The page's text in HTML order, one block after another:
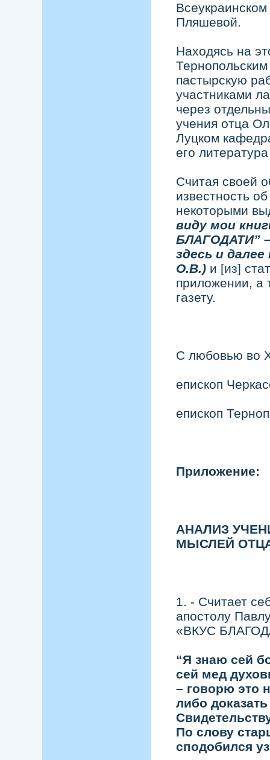
Пляшевой.
Находясь на
пастырскую
участниками
через
учения отца
Луцком
его
Считая своей
известность
некоторыми
виду мои
БЛАГОДАТИ”
здесь и
О.В.) и [из]
приложении, а
газету.
С любовью во
епископ
епископ
Приложение:
АНАЛИЗ
МЫСЛЕЙ
1. - Считает
апостолу
«ВКУС
“Я знаю сей
сей мед
– говорю это
либо
По слову
сподобился